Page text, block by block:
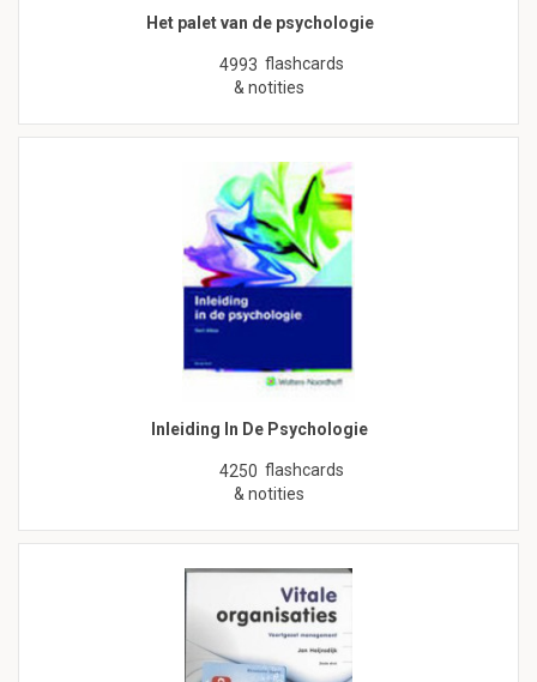
Het palet van de psychologie
4993 flashcards
& notities
Inleiding In De Psychologie
4250 flashcards
& notities